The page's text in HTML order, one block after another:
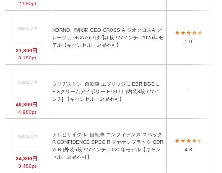
2,980pt
31,800円
3,180pt
NORNO
レージュ GCA76D [外装6段 /27インチ] 2026年モ
デル【キャンセル・返品不可】
5.0
49,800円
4,980pt
ブリヂストン
E.Xクリームアイボリー E73LT1 [内装3段 /27イ
ンチ] 【キャンセル・返品不可】
-
34,800円
3,480pt
アサヒサイクル
R CONFIDENCE SPEC R ツヤケシブラック CDR
76B [外装6段 /27インチ] 2025年モデル【キャン
セル・返品不可】
4.3